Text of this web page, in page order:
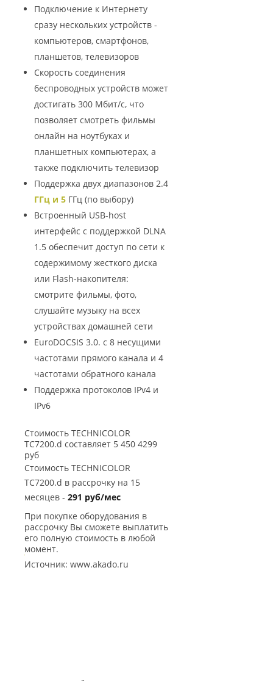
Подключение к Интернету
сразу нескольких устройств -
компьютеров, смартфонов,
планшетов, телевизоров
Скорость соединения
беспроводных устройств может
достигать 300 Мбит/с, что
позволяет смотреть фильмы
онлайн на ноутбуках и
планшетных компьютерах, а
также подключить телевизор
Поддержка двух диапазонов 2.4
ГГц и 5 ГГц (по выбору)
Встроенный USB-host
интерфейс с поддержкой DLNA
1.5 обеспечит доступ по сети к
содержимому жесткого диска
или Flash-накопителя:
смотрите фильмы, фото,
слушайте музыку на всех
устройствах домашней сети
EuroDOCSIS 3.0. с 8 несущими
частотами прямого канала и 4
частотами обратного канала
Поддержка протоколов IPv4 и
IPv6
Стоимость TECHNICOLOR
TC7200.d составляет 5 450 4299
руб
Стоимость TECHNICOLOR
TC7200.d в рассрочку на 15
месяцев - 291 руб/мес
При покупке оборудования в
рассрочку Вы сможете выплатить
его полную стоимость в любой
момент.
Источник: www.akado.ru